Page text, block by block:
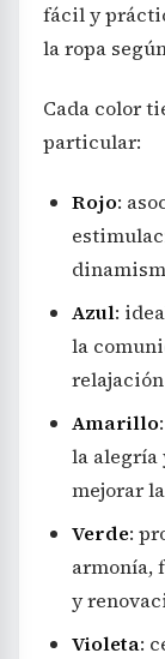
fácil y
la ropa
Cada color
particular:
Rojo:
Azul:
la
Amarillo
la alegría
mejorar
Verde:
armonía,
y
Violeta: